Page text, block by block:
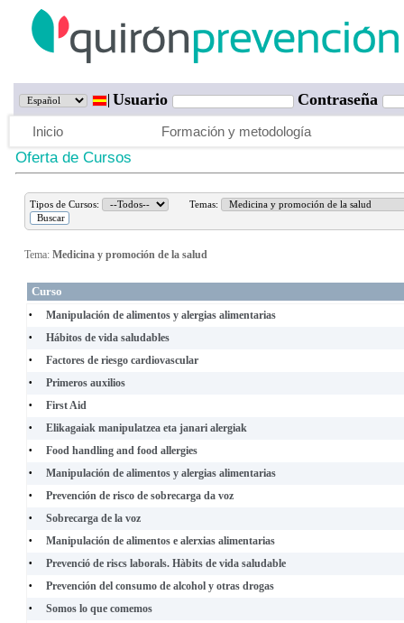
Usuario Contraseña
Inicio Formación y metodología
Oferta de Cursos
Tipos de Cursos: Temas:
Tema: Medicina y promoción de la salud
Curso
• Manipulación de alimentos y alergias alimentarias
• Hábitos de vida saludables
• Factores de riesgo cardiovascular
• Primeros auxilios
• First Aid
• Elikagaiak manipulatzea eta janari alergiak
• Food handling and food allergies
• Manipulación de alimentos y alergias alimentarias
• Prevención de risco de sobrecarga da voz
• Sobrecarga de la voz
• Manipulación de alimentos e alerxias alimentarias
• Prevenció de riscs laborals. Hàbits de vida saludable
• Prevención del consumo de alcohol y otras drogas
• Somos lo que comemos